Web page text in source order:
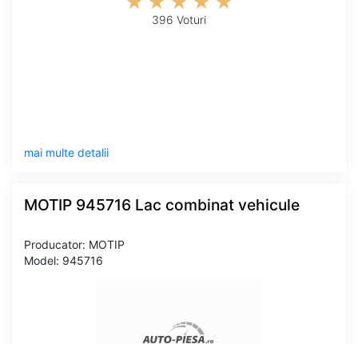
396 Voturi
mai multe detalii
MOTIP 945716 Lac combinat vehicule
Producator: MOTIP
Model: 945716